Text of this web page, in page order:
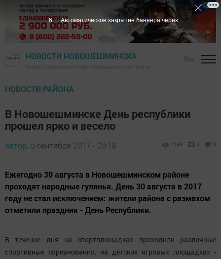
НОВОСТИ НОВОШЕШМИНСКА
НОВОСТИ РАЙОНА
В Новошешминске День республики
прошел ярко и весело
автор, 5 сентября 2017 - 05:18 1199 0 0
Ежегодно 30 августа в Новошешминском районе
проходят народные гулянья. День 30 августа в 2017
году не стал исключением: жители района с размахом
отметили праздник - День Республики.
В течение дня на спортплощадках проходили различные
спортивные соревнования, на детских игровых площадках -
5 Автоматическое закрытие баннера через